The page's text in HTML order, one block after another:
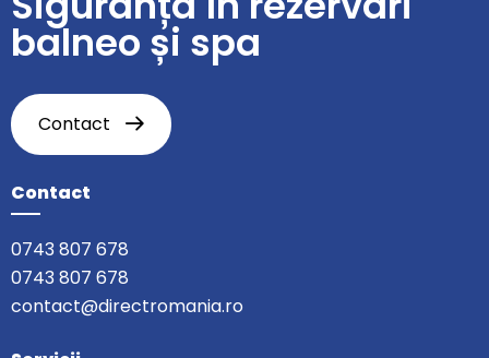
balneo și spa
Contact
Contact
0743 807 678
0743 807 678
contact@directromania.ro